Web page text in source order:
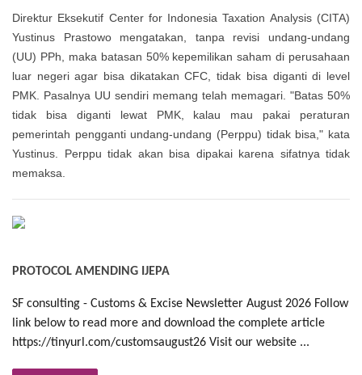
Direktur Eksekutif Center for Indonesia Taxation Analysis (CITA)
Yustinus Prastowo mengatakan, tanpa revisi undang-undang
(UU) PPh, maka batasan 50% kepemilikan saham di perusahaan
luar negeri agar bisa dikatakan CFC, tidak bisa diganti di level
PMK. Pasalnya UU sendiri memang telah memagari. "Batas 50%
tidak bisa diganti lewat PMK, kalau mau pakai peraturan
pemerintah pengganti undang-undang (Perppu) tidak bisa," kata
Yustinus. Perppu tidak akan bisa dipakai karena sifatnya tidak
memaksa.
PROTOCOL AMENDING IJEPA
SF consulting - Customs & Excise Newsletter August 2026 Follow
link below to read more and download the complete article
https://tinyurl.com/customsaugust26 Visit our website ...